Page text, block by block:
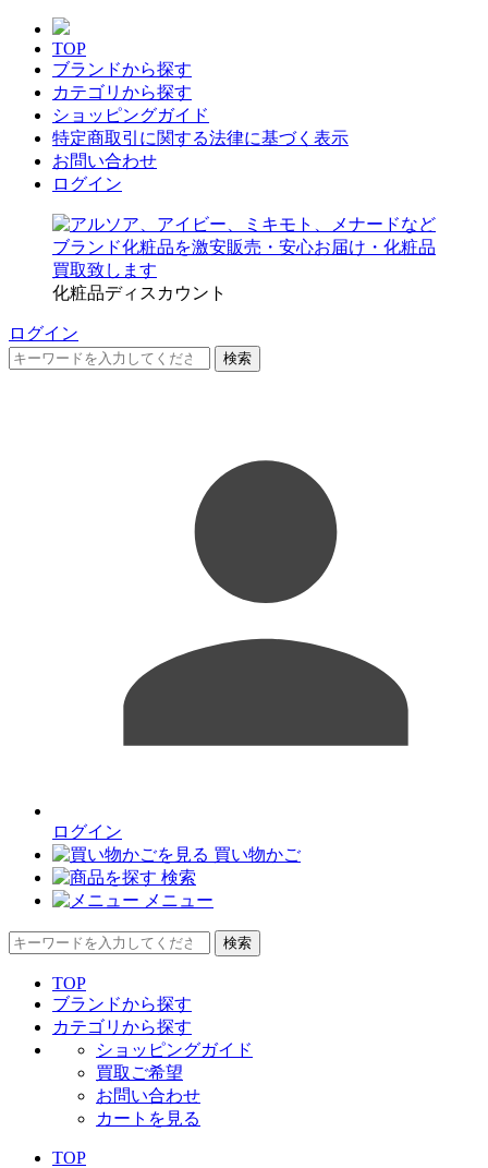
TOP
ブランドから探す
カテゴリから探す
ショッピングガイド
特定商取引に関する法律に基づく表示
お問い合わせ
ログイン
化粧品ディスカウント
ログイン
検索
ログイン
買い物かご
検索
メニュー
検索
TOP
ブランドから探す
カテゴリから探す
ショッピングガイド
買取ご希望
お問い合わせ
カートを見る
TOP